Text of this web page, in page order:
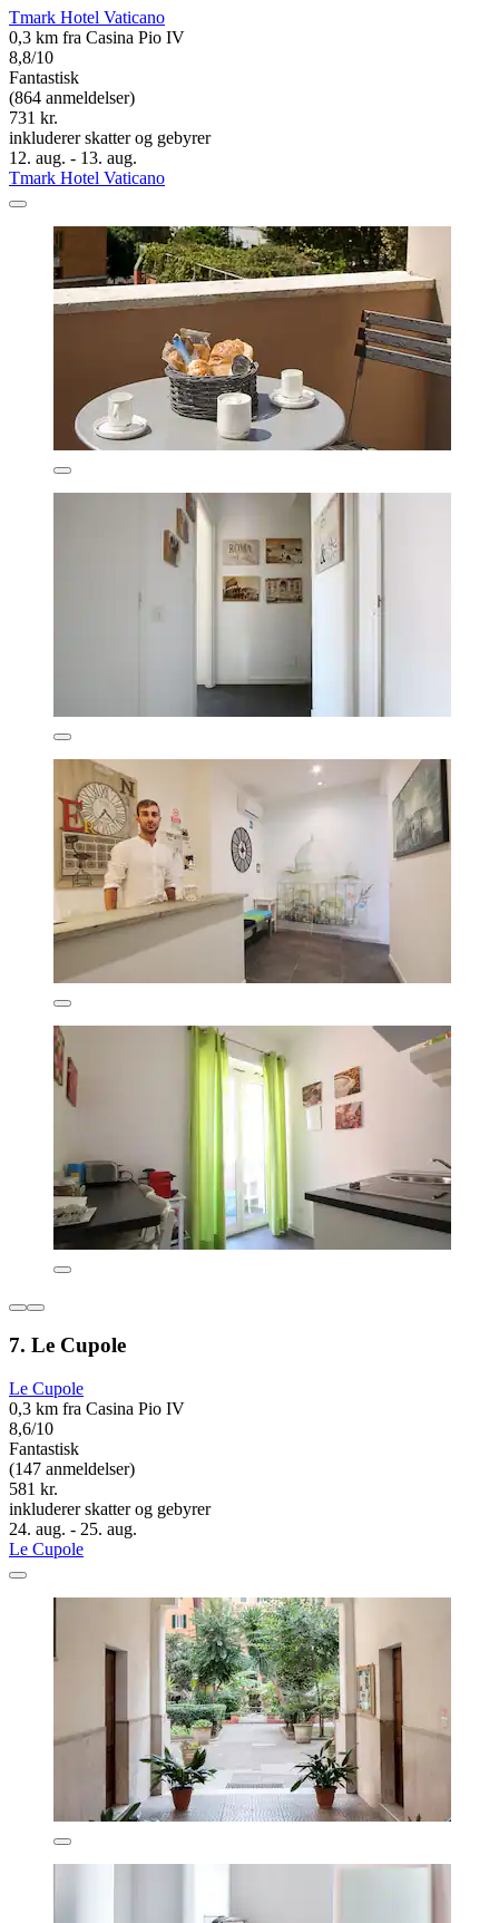
Tmark Hotel Vaticano
0,3 km fra Casina Pio IV
8,8/10
Fantastisk
(864 anmeldelser)
731 kr.
inkluderer skatter og gebyrer
12. aug. - 13. aug.
Tmark Hotel Vaticano
7. Le Cupole
Le Cupole
0,3 km fra Casina Pio IV
8,6/10
Fantastisk
(147 anmeldelser)
581 kr.
inkluderer skatter og gebyrer
24. aug. - 25. aug.
Le Cupole